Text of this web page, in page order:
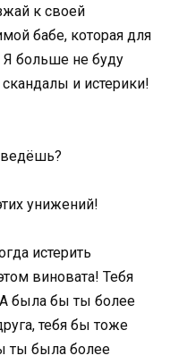
к своей
бабе, которая для
больше не буду
скандалы и истерики!
унижений!
истерить
виновата! Тебя
А была бы ты более
тебя бы тоже
ты была более